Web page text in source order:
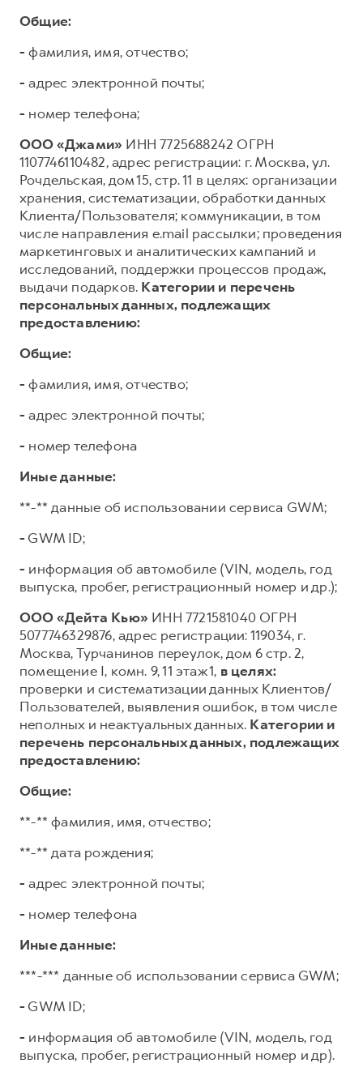
Общие:
- фамилия, имя, отчество;
- адрес электронной почты;
- номер телефона;
ООО «Джами» ИНН 7725688242 ОГРН
1107746110482, адрес регистрации: г. Москва, ул.
Рочдельская, дом 15, стр. 11 в целях: организации
хранения, систематизации, обработки данных
Клиента/Пользователя; коммуникации, в том
числе направления e.mail рассылки; проведения
маркетинговых и аналитических кампаний и
исследований, поддержки процессов продаж,
выдачи подарков. Категории и перечень
персональных данных, подлежащих
предоставлению:
Общие:
- фамилия, имя, отчество;
- адрес электронной почты;
- номер телефона
Иные данные:
**-** данные об использовании сервиса GWM;
- GWM ID;
- информация об автомобиле (VIN, модель, год
выпуска, пробег, регистрационный номер и др.);
ООО «Дейта Кью» ИНН 7721581040 ОГРН
5077746329876, адрес регистрации: 119034, г.
Москва, Турчанинов переулок, дом 6 стр. 2,
помещение I, комн. 9, 11 этаж 1, в целях:
проверки и систематизации данных Клиентов/
Пользователей, выявления ошибок, в том числе
неполных и неактуальных данных. Категории и
перечень персональных данных, подлежащих
предоставлению:
Общие:
**-** фамилия, имя, отчество;
**-** дата рождения;
- адрес электронной почты;
- номер телефона
Иные данные:
***-*** данные об использовании сервиса GWM;
- GWM ID;
- информация об автомобиле (VIN, модель, год
выпуска, пробег, регистрационный номер и др).